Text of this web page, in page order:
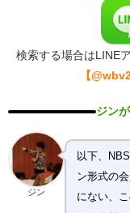
検索する場合はLINE
【
ジン
ジン
以下、
ン形式の
にない、